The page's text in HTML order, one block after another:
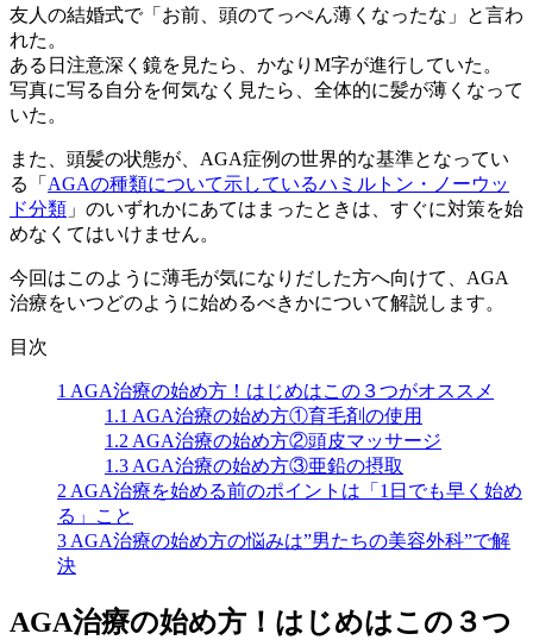
友人の結婚式で「お前、頭のてっぺん薄くなったな」と言わ
れた。
ある日注意深く鏡を見たら、かなりM字が進行していた。
写真に写る自分を何気なく見たら、全体的に髪が薄くなって
いた。
また、頭髪の状態が、AGA症例の世界的な基準となってい
る「 AGAの種類について示しているハミルトン・ノーウッ
ド分類 」のいずれかにあてはまったときは、すぐに対策を始
めなくてはいけません。
今回はこのように薄毛が気になりだした方へ向けて、AGA
治療をいつどのように始めるべきかについて解説します。
目次
1 AGA治療の始め方！はじめはこの３つがオススメ
1.1 AGA治療の始め方①育毛剤の使用
1.2 AGA治療の始め方②頭皮マッサージ
1.3 AGA治療の始め方③亜鉛の摂取
2 AGA治療を始める前のポイントは「1日でも早く始め
る」こと
3 AGA治療の始め方の悩みは”男たちの美容外科”で解
決
AGA治療の始め方！はじめはこの３つ